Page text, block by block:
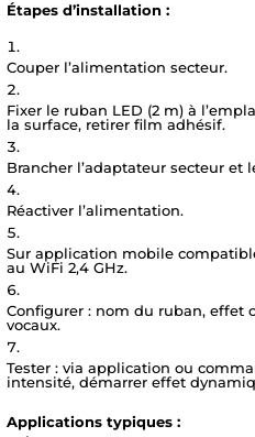
Étapes d’installation :
Couper l’alimentation secteur.
Fixer le ruban LED (2 m) à
la surface, retirer film adhésif.
Brancher l’adaptateur secteur et
Réactiver l’alimentation.
Sur application mobile
au WiFi 2,4 GHz.
Configurer : nom du ruban, effet
vocaux.
Tester : via application ou
intensité, démarrer effet
Applications typiques :